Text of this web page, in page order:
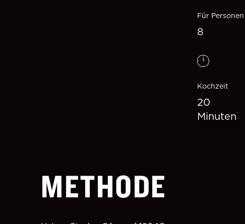
Für Personen
8
Kochzeit
20
Minuten
METHODE